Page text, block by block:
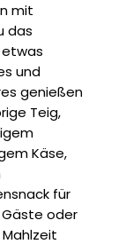
mit
das
etwas
und
genießen
Teig,
Käse,
für
oder